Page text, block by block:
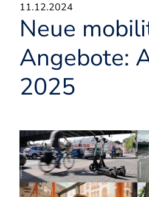
11.12.2024
Neue
Angebote:
2025